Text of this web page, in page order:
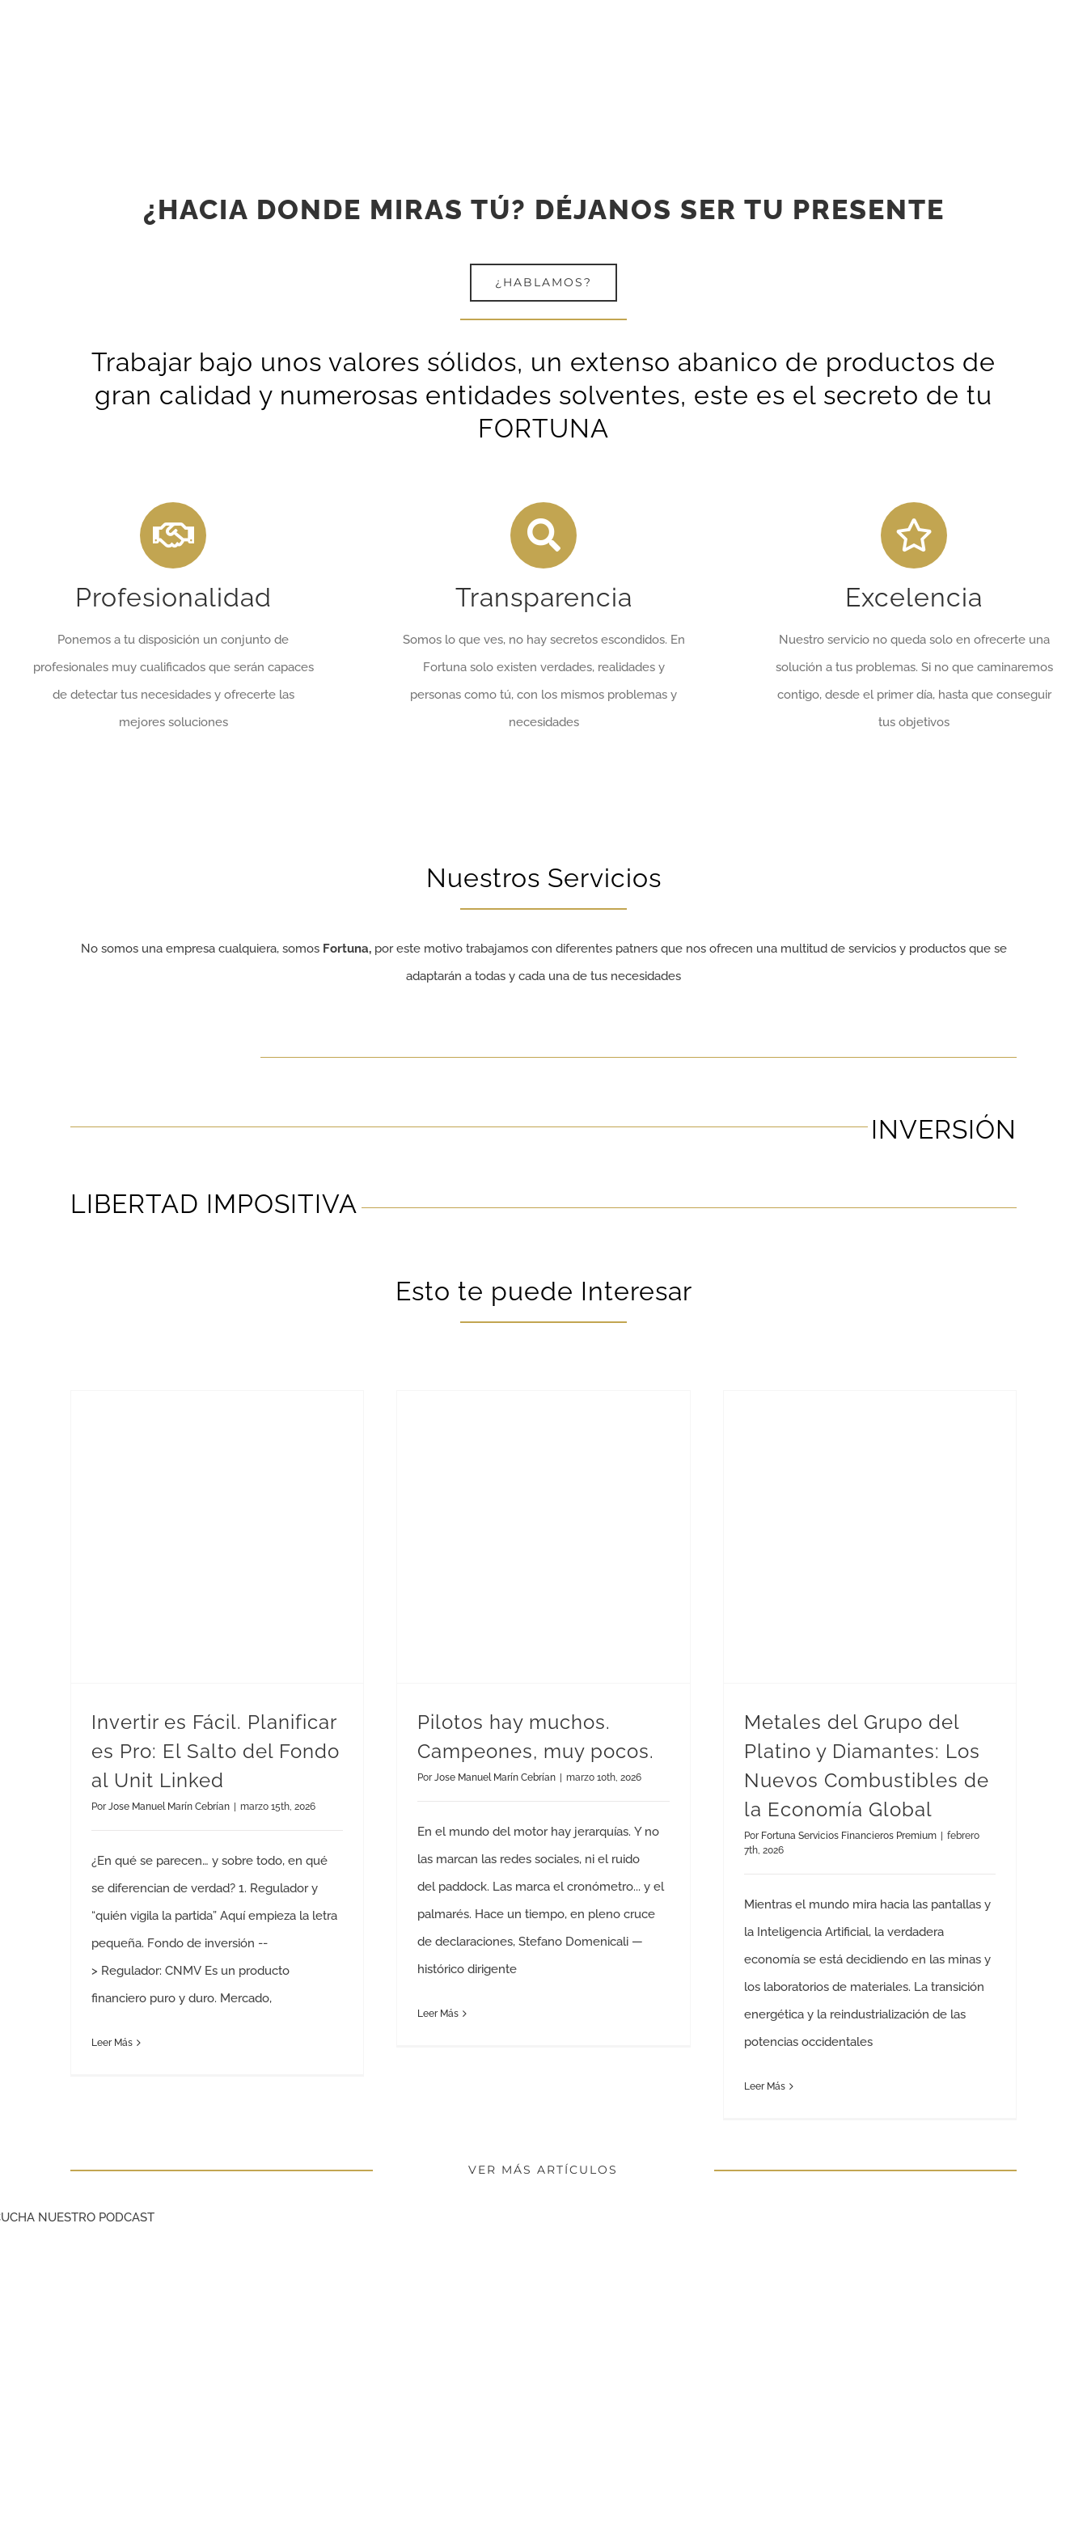
¿HACIA DONDE MIRAS TÚ? DÉJANOS SER TU PRESENTE
¿HABLAMOS?
Trabajar bajo unos valores sólidos, un extenso abanico de productos de
gran calidad y numerosas entidades solventes, este es el secreto de tu
FORTUNA
Profesionalidad
Ponemos a tu disposición un conjunto de
profesionales muy cualificados que serán capaces
de detectar tus necesidades y ofrecerte las
mejores soluciones
Transparencia
Somos lo que ves, no hay secretos escondidos. En
Fortuna solo existen verdades, realidades y
personas como tú, con los mismos problemas y
necesidades
Excelencia
Nuestro servicio no queda solo en ofrecerte una
solución a tus problemas. Si no que caminaremos
contigo, desde el primer día, hasta que conseguir
tus objetivos
Nuestros Servicios
No somos una empresa cualquiera, somos Fortuna,por este motivo trabajamos con diferentes patners que nos ofrecen una multitud de servicios y productos que se
adaptarán a todas y cada una de tus necesidades
INVERSIÓN
LIBERTAD IMPOSITIVA
Esto te puede Interesar
Invertir es Fácil. Planificar
es Pro: El Salto del Fondo
al Unit Linked
PorJose Manuel Marín Cebrían | marzo 15th, 2026
¿En qué se parecen… y sobre todo, en qué
se diferencian de verdad? 1. Regulador y
“quién vigila la partida” Aquí empieza la letra
pequeña. Fondo de inversión --
> Regulador: CNMV Es un producto
financiero puro y duro. Mercado,
Leer Más
Pilotos hay muchos.
Campeones, muy pocos.
PorJose Manuel Marín Cebrían | marzo 10th, 2026
En el mundo del motor hay jerarquías. Y no
las marcan las redes sociales, ni el ruido
del paddock. Las marca el cronómetro... y el
palmarés. Hace un tiempo, en pleno cruce
de declaraciones, Stefano Domenicali —
histórico dirigente
Leer Más
Metales del Grupo del
Platino y Diamantes: Los
Nuevos Combustibles de
la Economía Global
Por Fortuna Servicios Financieros Premium | febrero
7th, 2026
Mientras el mundo mira hacia las pantallas y
la Inteligencia Artificial, la verdadera
economía se está decidiendo en las minas y
los laboratorios de materiales. La transición
energética y la reindustrialización de las
potencias occidentales
Leer Más
VER MÁS ARTÍCULOS
NUESTRO PODCAST